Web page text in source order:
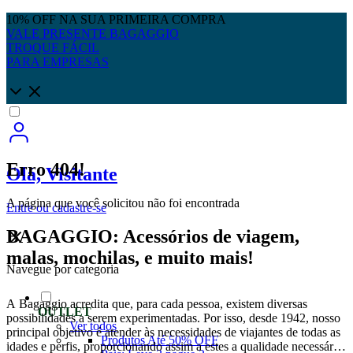
10% OFF NA SUA PRIMEIRA COMPRA
VALE PRESENTE BAGAGGIO
TROQUE FÁCIL
PARA EMPRESAS
Olá, Visitante
Entreou cadastre-se
Navegue por categoria
OUTLET
Ver todos
Produtos Até 50% OFF
Erro 404!
A página que você solicitou não foi encontrada
BAGAGGIO: Acessórios de viagem,
malas, mochilas, e muito mais!
A Bagaggio acredita que, para cada pessoa, existem diversas
possibilidades a serem experimentadas. Por isso, desde 1942, nosso
principal objetivo é atender às necessidades de viajantes de todas as
idades e perfis, proporcionando assim a estes a qualidade necessária